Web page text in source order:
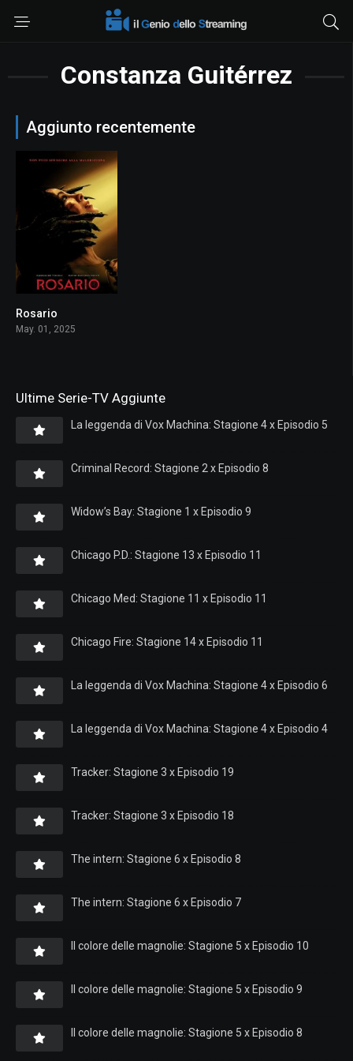
Constanza Guitérrez
Aggiunto recentemente
Rosario
May. 01, 2025
Ultime Serie-TV Aggiunte
La leggenda di Vox Machina: Stagione 4 x Episodio 5
Criminal Record: Stagione 2 x Episodio 8
Widow’s Bay: Stagione 1 x Episodio 9
Chicago P.D.: Stagione 13 x Episodio 11
Chicago Med: Stagione 11 x Episodio 11
Chicago Fire: Stagione 14 x Episodio 11
La leggenda di Vox Machina: Stagione 4 x Episodio 6
La leggenda di Vox Machina: Stagione 4 x Episodio 4
Tracker: Stagione 3 x Episodio 19
Tracker: Stagione 3 x Episodio 18
The intern: Stagione 6 x Episodio 8
The intern: Stagione 6 x Episodio 7
Il colore delle magnolie: Stagione 5 x Episodio 10
Il colore delle magnolie: Stagione 5 x Episodio 9
Il colore delle magnolie: Stagione 5 x Episodio 8